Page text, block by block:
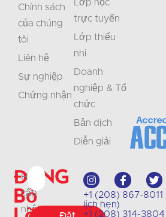
Đừng
bỏ
Hãy
cập
nhật
+1 (208) 867-
lịch hẹn)
+1 (208) 314-
Chính sách
của chúng
tôi
Liên hệ
Sự nghiệp
Chứng nhận
Lớp học
trực tuyến
Lớp thiếu
nhi
Doanh
nghiệp & Tổ
chức
Bản dịch
Diễn giải